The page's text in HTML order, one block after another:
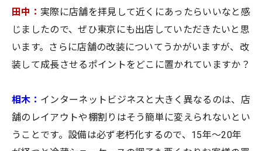
田中： 実際に店舗を拝見して近くにあったらいいなと感
じましたので、ぜひ東京にも出店していただきたいと思
います。さらに店舗の改装についてうかがいますが、改
装して成長させるポイントをどこに置かれていますか？
相木： インターネットビジネスと大きく異なるのは、店
舗のレイアウトや棚割りはそう簡単に変えられないとい
うことです。設備は必ず老朽化するので、15年～20年